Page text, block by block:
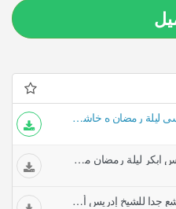
دعاء القنوت للشيخ خالد الفارسي ليلة رمضان ه خاشع ومؤثر
دعاء القنوت خاشع للشيخ إدريس ابكر ليلة رمضان من مسجد الشيخ زايد أبكى المصلين
دعاء القنوت ليلة رمضان ه خاشع جدا للشيخ إدريس أبكر